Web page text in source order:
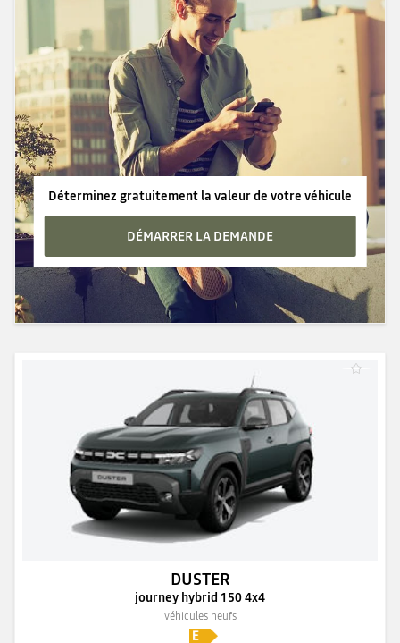
Déterminez gratuitement la valeur de votre véhicule
DÉMARRER LA DEMANDE
DUSTER
journey hybrid 150 4x4
véhicules neufs